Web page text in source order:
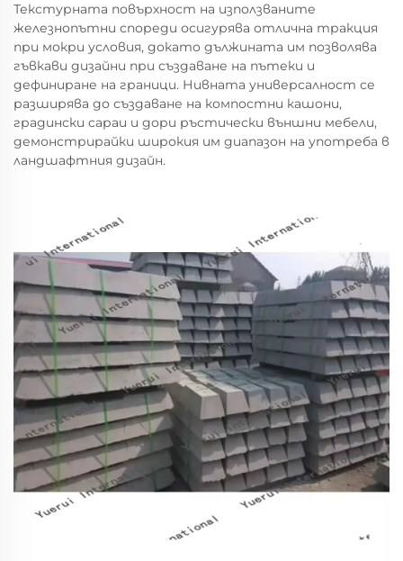
Текстурната повърхност на използваните
железнопътни спореди осигурява отлична тракция
при мокри условия, докато дължината им позволява
гъвкави дизайни при създаване на пътеки и
дефиниране на граници. Нивната универсалност се
разширява до създаване на компостни кашони,
градински сараи и дори ръстически външни мебели,
демонстрирайки широкия им диапазон на употреба в
ландшафтния дизайн.